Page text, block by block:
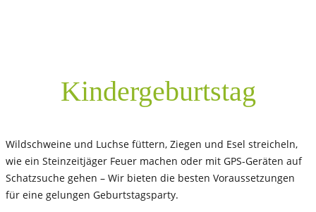
Kindergeburtstag
Wildschweine und Luchse füttern, Ziegen und Esel streicheln,
wie ein Steinzeitjäger Feuer machen oder mit GPS-Geräten auf
Schatzsuche gehen – Wir bieten die besten Voraussetzungen
für eine gelungen Geburtstagsparty.